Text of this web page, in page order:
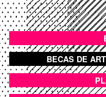
BOTÓN
BOTON
BECAS DE
ANEXOS